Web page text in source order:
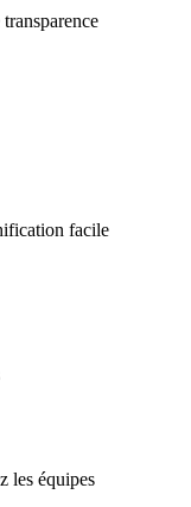
facile
les équipes